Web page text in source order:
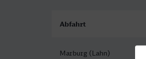
Abfahrt
Marburg (Lahn)